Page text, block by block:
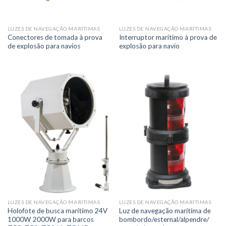
LUZES DE NAVEGAÇÃO MARÍTIMAS
Conectores de tomada à prova
de explosão para navios
LUZES DE NAVEGAÇÃO MARÍTIMAS
Interruptor marítimo à prova de
explosão para navio
LUZES DE NAVEGAÇÃO MARÍTIMAS
Holofote de busca marítimo 24V
1000W 2000W para barcos
LUZES DE NAVEGAÇÃO MARÍTIMAS
Luz de navegação marítima de
bombordo/esternal/alpendre/